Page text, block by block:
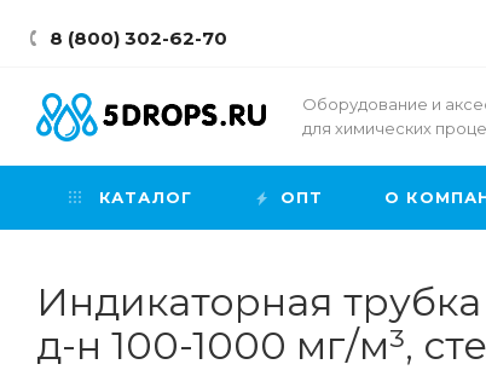
8 (800) 302-62-70
Оборудование и
для химических
КАТАЛОГ ОПТ О
Индикаторная
д-н 100-1000 мг/м³,